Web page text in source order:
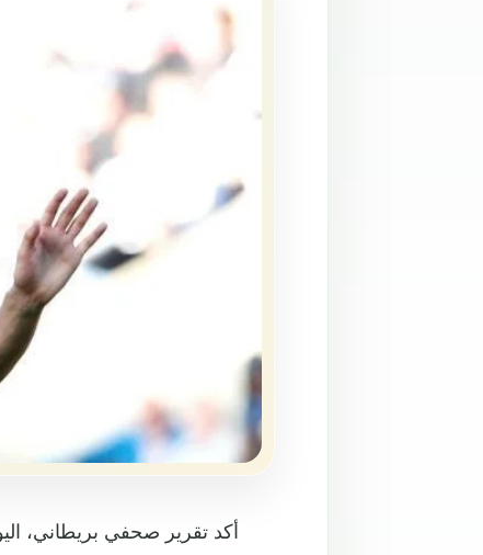
أكد تقرير صحفي بريطاني،